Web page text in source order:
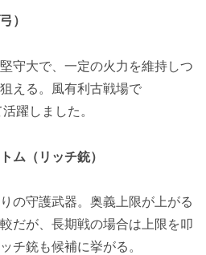
）
守大で、一定の火力を維持しつ
える。風有利古戦場で
躍しました。
ム（リッチ銃）
の守護武器。奥義上限が上がる
だが、長期戦の場合は上限を叩
チ銃も候補に挙がる。